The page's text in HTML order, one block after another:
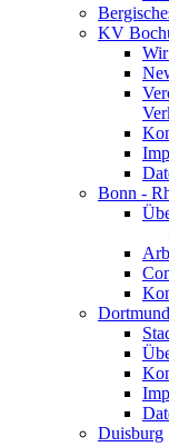
KV
Bonn -
Duisburg